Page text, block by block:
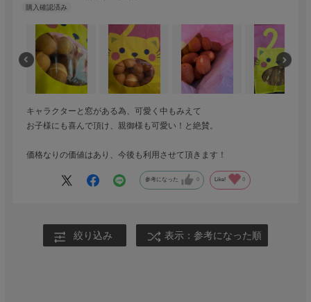
キャラクターと窓がある為、可愛く中もみえて
お子様にも喜んで頂け、親御様も可愛い！と絶賛。
価格なりの価値はあり、今後も利用させて頂きます！
参考になった 0 Like! 0
絞り込み 表示：参考になった順